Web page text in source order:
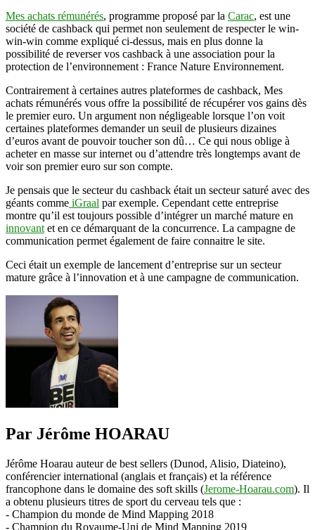
Mes achats rémunérés, programme proposé par la Carac, est une
société de cashback qui permet non seulement de respecter le win-
win-win comme expliqué ci-dessus, mais en plus donne la
possibilité de reverser vos cashback à une association pour la
protection de l’environnement : France Nature Environnement.
Contrairement à certaines autres plateformes de cashback, Mes
achats rémunérés vous offre la possibilité de récupérer vos gains dès
le premier euro. Un argument non négligeable lorsque l’on voit
certaines plateformes demander un seuil de plusieurs dizaines
d’euros avant de pouvoir toucher son dû… Ce qui nous oblige à
acheter en masse sur internet ou d’attendre très longtemps avant de
voir son premier euro sur son compte.
Je pensais que le secteur du cashback était un secteur saturé avec des
géants comme iGraal par exemple. Cependant cette entreprise
montre qu’il est toujours possible d’intégrer un marché mature en
innovant et en ce démarquant de la concurrence. La campagne de
communication permet également de faire connaitre le site.
Ceci était un exemple de lancement d’entreprise sur un secteur
mature grâce à l’innovation et à une campagne de communication.
Par Jérôme HOARAU
Jérôme Hoarau auteur de best sellers (Dunod, Alisio, Diateino),
conférencier international (anglais et français) et la référence
francophone dans le domaine des soft skills (Jerome-Hoarau.com). Il
a obtenu plusieurs titres de sport du cerveau tels que :
- Champion du monde de Mind Mapping 2018
- Champion du Royaume-Uni de Mind Mapping 2019